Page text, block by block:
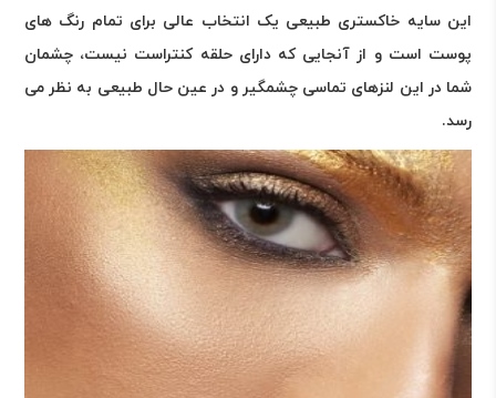
این سایه خاکستری طبیعی یک انتخاب عالی برای تمام رنگ های
پوست است و از آنجایی که دارای حلقه کنتراست نیست، چشمان
شما در این لنزهای تماسی چشمگیر و در عین حال طبیعی به نظر می
رسد.